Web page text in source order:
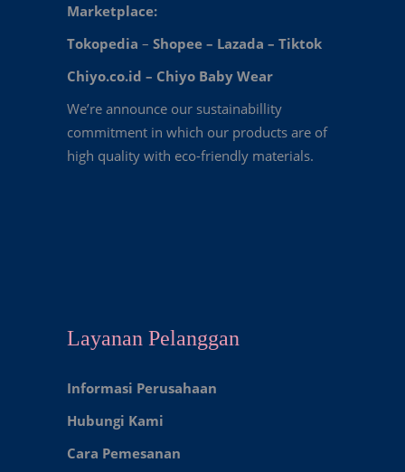
Marketplace:
Tokopedia – Shopee – Lazada – Tiktok
Chiyo.co.id – Chiyo Baby Wear
We’re announce our sustainabillity
commitment in which our products are of
high quality with eco-friendly materials.
Layanan Pelanggan
Informasi Perusahaan
Hubungi Kami
Cara Pemesanan